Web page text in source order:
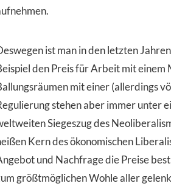
ist man in den letzten
den Preis für Arbeit mit einem
mit einer (allerdings
stehen aber immer unter
Siegeszug des
Kern des ökonomischen
und Nachfrage die Preise
größtmöglichen Wohle aller